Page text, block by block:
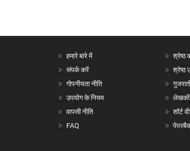
हमारे बारे में
संपर्क करें
गोपनीयता नीति
उपयोग के नियम
वापसी नीति
FAQ
श्रेष्ठ
श्रेष्ठ
लेखकों
शॉर्ट